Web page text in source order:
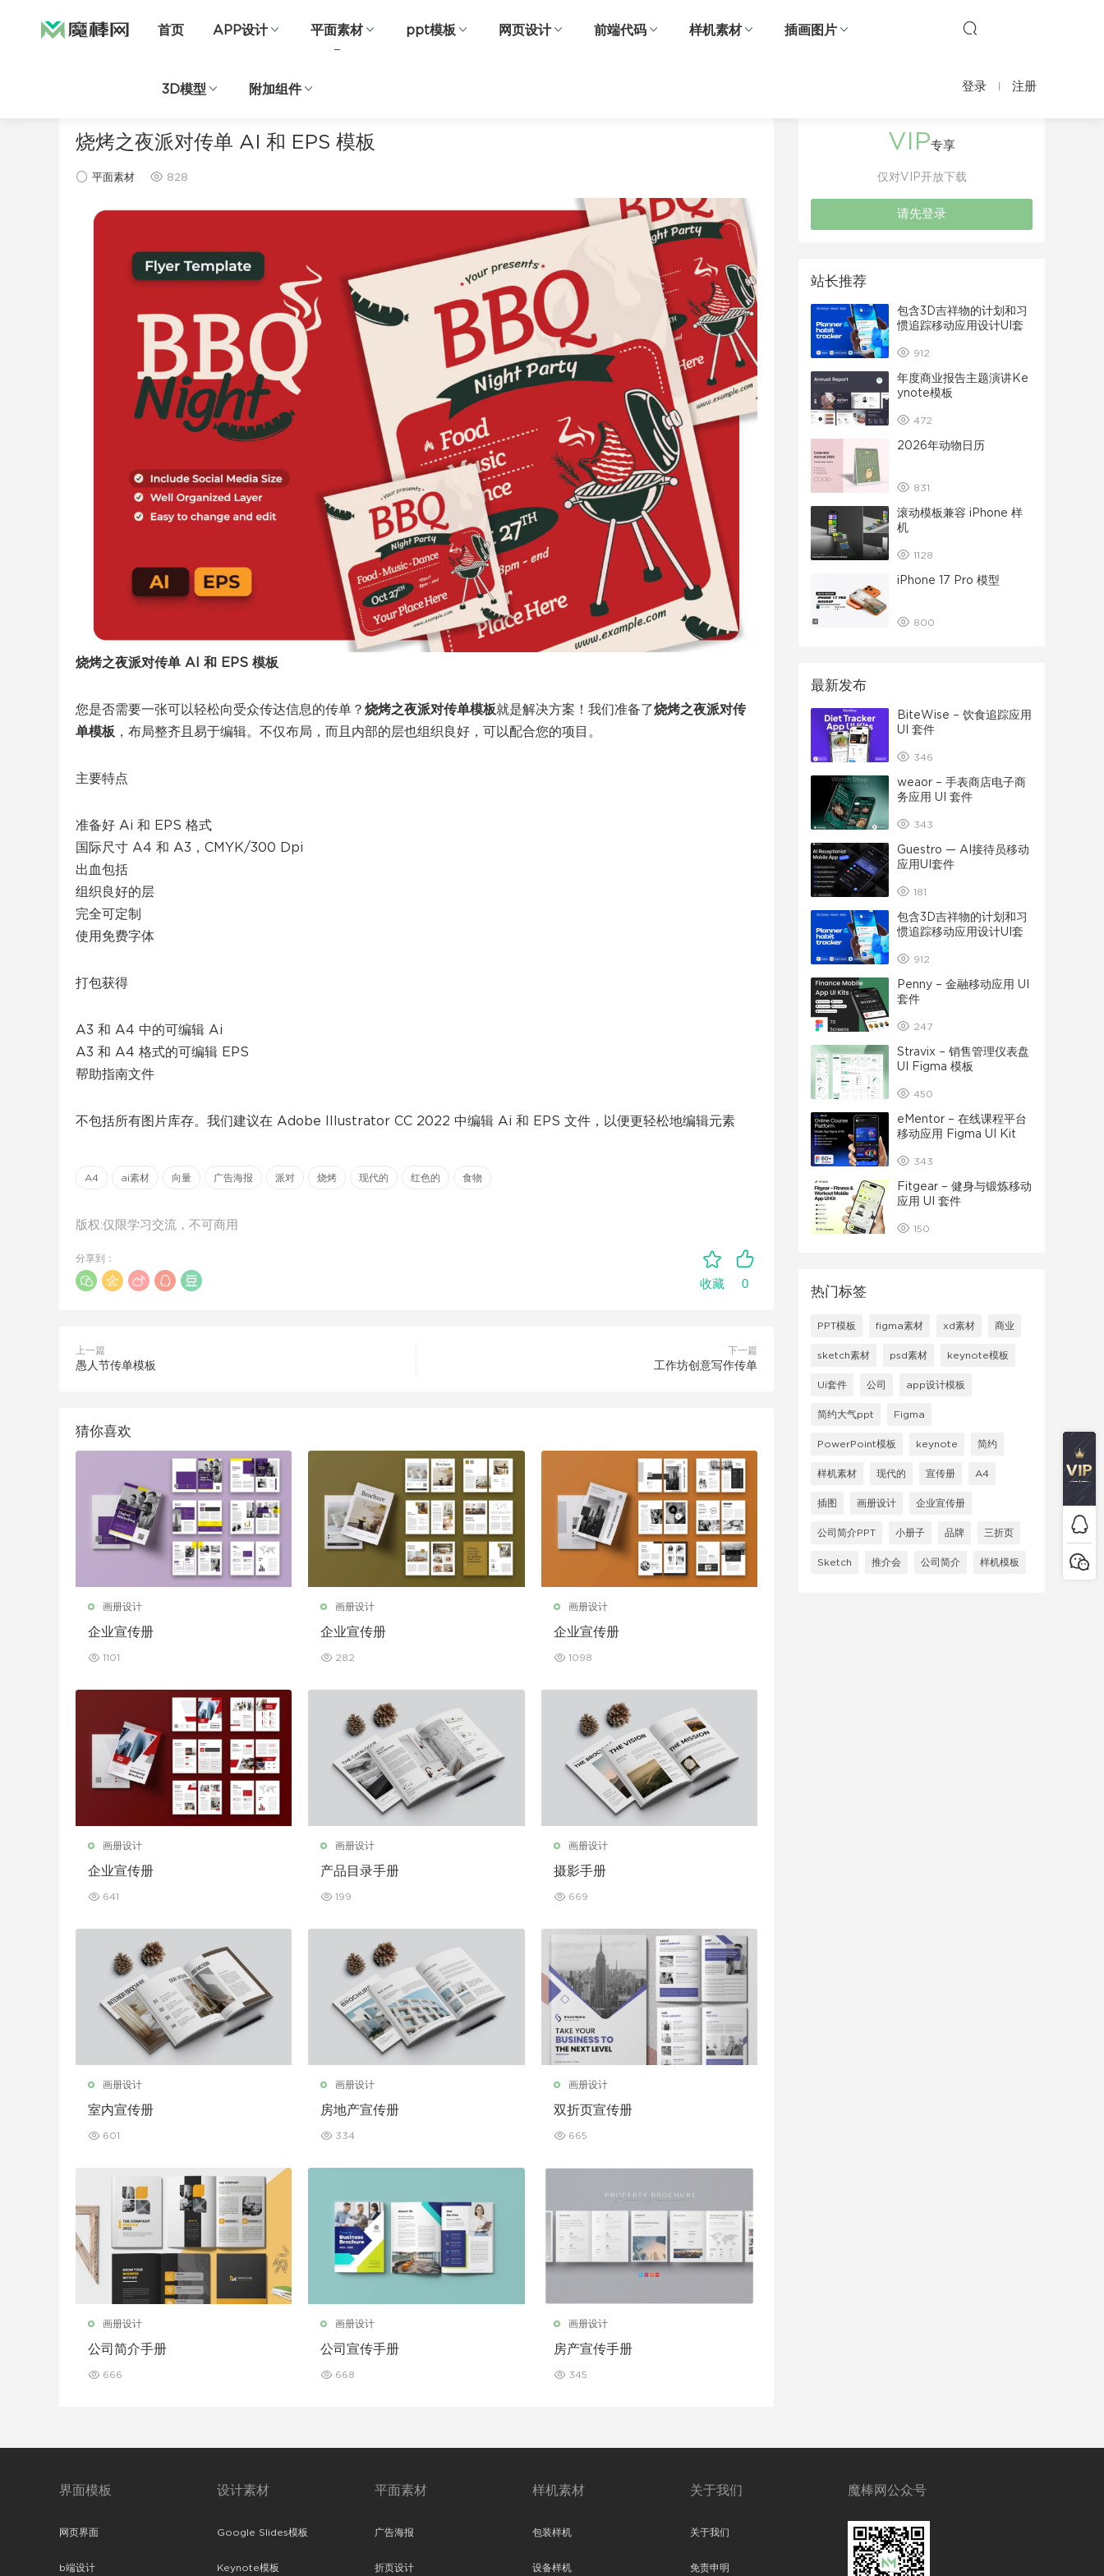
首页 APP设计 平面素材 ppt模板 网页设计 前端代码 样机素材 插画图片
3D模型 附加组件 登录 注册
平面素材
烧烤之夜派对传单 AI 和 EPS 模板
平面素材 828
烧烤之夜派对传单 AI 和 EPS 模板
您是否需要一张可以轻松向受众传达信息的传单？ 烧烤之夜派对传单模板就是解决方案！我们准备了烧烤之夜派对传
单模板 ，布局整齐且易于编辑。不仅布局，而且内部的层也组织良好，可以配合您的项目。
主要特点
准备好 Ai 和 EPS 格式
国际尺寸 A4 和 A3，CMYK/300 Dpi
出血包括
组织良好的层
完全可定制
使用免费字体
打包获得
A3 和 A4 中的可编辑 Ai
A3 和 A4 格式的可编辑 EPS
帮助指南文件
不包括所有图片库存。我们建议在 Adob​​e Illustrator CC 2022 中编辑 Ai 和 EPS 文件，以便更轻松地编辑元素
A4 ai素材 向量 广告海报 派对 烧烤 现代的 红色的 食物
版权:仅限学习交流，不可商用
收藏 0
分享到：
上一篇
愚人节传单模板
下一篇
工作坊创意写作传单
猜你喜欢
画册设计
企业宣传册
1101
画册设计
企业宣传册
282
画册设计
企业宣传册
1098
画册设计
企业宣传册
641
画册设计
产品目录手册
199
画册设计
摄影手册
669
画册设计
室内宣传册
601
画册设计
房地产宣传册
334
画册设计
双折页宣传册
665
画册设计
公司简介手册
666
画册设计
公司宣传手册
668
画册设计
房产宣传手册
345
VIP专享
仅对VIP开放下载
请先登录
站长推荐
包含3D吉祥物的计划和习
惯追踪移动应用设计UI套
912
年度商业报告主题演讲Ke
ynote模板
472
2026年动物日历
831
滚动模板兼容 iPhone 样
机
1128
iPhone 17 Pro 模型
800
最新发布
BiteWise – 饮食追踪应用
UI 套件
346
weaor – 手表商店电子商
务应用 UI 套件
343
Guestro — AI接待员移动
应用UI套件
181
包含3D吉祥物的计划和习
惯追踪移动应用设计UI套
912
Penny – 金融移动应用 UI
套件
247
Stravix – 销售管理仪表盘
UI Figma 模板
450
eMentor – 在线课程平台
移动应用 Figma UI Kit
343
Fitgear – 健身与锻炼移动
应用 UI 套件
150
热门标签
PPT模板 figma素材 xd素材 商业
sketch素材 psd素材 keynote模板
Ui套件 公司 app设计模板
简约大气ppt Figma
PowerPoint模板 keynote 简约
样机素材 现代的 宣传册 A4
插图 画册设计 企业宣传册
公司简介PPT 小册子 品牌 三折页
Sketch 推介会 公司简介 样机模板
界面模板
网页界面
b端设计
设计素材
Google Slides模板
Keynote模板
平面素材
广告海报
折页设计
样机素材
包装样机
设备样机
关于我们
关于我们
免责申明
魔棒网公众号